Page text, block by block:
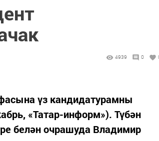
4939 0
үз кандидатурамны
«Татар-информ»). Түбән
белән очрашуда Владимир